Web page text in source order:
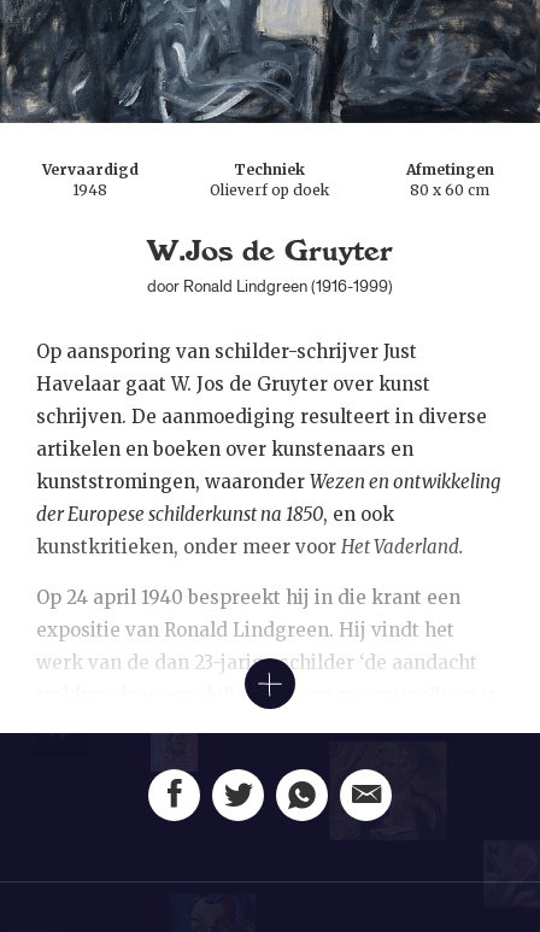
Vervaardigd
1948
Techniek
Olieverf op doek
Afmetingen
80 x 60 cm
W.Jos de Gruyter
door Ronald Lindgreen (1916-1999)
Op aansporing van schilder-schrijver Just
Havelaar gaat W. Jos de Gruyter over kunst
schrijven. De aanmoediging resulteert in diverse
artikelen en boeken over kunstenaars en
kunststromingen, waaronder Wezen en ontwikkeling
der Europese schilderkunst na 1850, en ook
kunstkritieken, onder meer voor Het Vaderland.
Op 24 april 1940 bespreekt hij in die krant een
expositie van Ronald Lindgreen. Hij vindt het
werk van de dan 23-jarige schilder ‘de aandacht
trekken door een delicaten toon en een weliswaar
nog schuchteren, soms onzekeren, maar toch
persoonlijken werktrant’. En hoewel De Gruyter
enthousiast is over het werk, waarin men naar zijn
waarderen, heeft hij ook wel wat kritiekpunten.